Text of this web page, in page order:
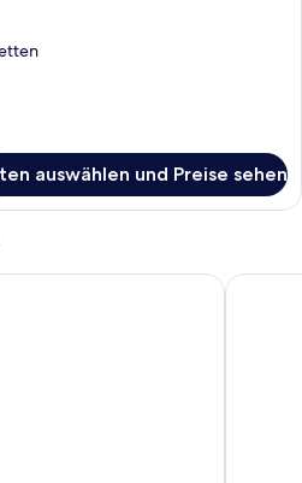
auswählen und Preise sehen